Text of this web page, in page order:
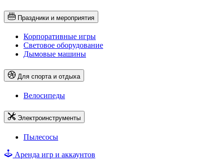
Праздники и мероприятия
Корпоративные игры
Световое оборудование
Дымовые машины
Для спорта и отдыха
Велосипеды
Электроинструменты
Пылесосы
Аренда игр и аккаунтов